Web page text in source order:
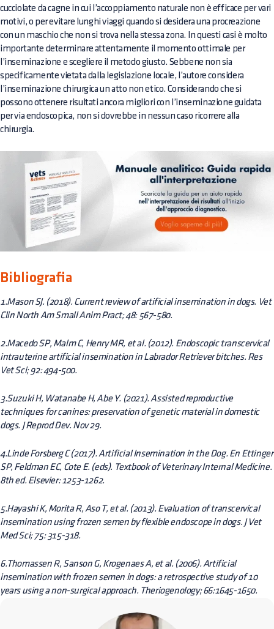
cucciolate da cagne in cui l’accoppiamento naturale non è efficace per vari
motivi, o per evitare lunghi viaggi quando si desidera una procreazione
con un maschio che non si trova nella stessa zona. In questi casi è molto
importante determinare attentamente il momento ottimale per
l’inseminazione e scegliere il metodo giusto. Sebbene non sia
specificamente vietata dalla legislazione locale, l’autore considera
l’inseminazione chirurgica un atto non etico. Considerando che si
possono ottenere risultati ancora migliori con l’inseminazione guidata
per via endoscopica, non si dovrebbe in nessun caso ricorrere alla
chirurgia.
Bibliografia
1.Mason SJ. (2018). Current review of artificial insemination in dogs. Vet
Clin North Am Small Anim Pract; 48: 567-580.
2.Macedo SP, Malm C, Henry MR, et al. (2012). Endoscopic transcervical
intrauterine artificial insemination in Labrador Retriever bitches. Res
Vet Sci; 92: 494-500.
3.Suzuki H, Watanabe H, Abe Y. (2021). Assisted reproductive
techniques for canines: preservation of genetic material in domestic
dogs. J Reprod Dev. Nov 29.
4.Linde Forsberg C (2017). Artificial Insemination in the Dog. En Ettinger
SP, Feldman EC, Cote E. (eds). Textbook of Veterinary Internal Medicine.
8th ed. Elsevier: 1253-1262.
5.Hayashi K, Morita R, Aso T, et al. (2013). Evaluation of transcervical
insemination using frozen semen by flexible endoscope in dogs. J Vet
Med Sci; 75: 315-318.
6.Thomassen R, Sanson G, Krogenaes A, et al. (2006). Artificial
insemination with frozen semen in dogs: a retrospective study of 10
years using a non-surgical approach. Theriogenology; 66:1645-1650.